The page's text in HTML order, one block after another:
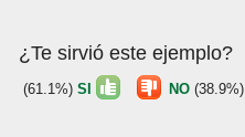
¿Te sirvió este ejemplo?
(61.1%) SI NO (38.9%)